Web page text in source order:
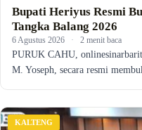
Bupati Heriyus Resmi
Tangka Balang 2026
6 Agustus 2026 · 2 menit baca
PURUK CAHU,
M. Yoseph, secara resmi
KALTENG